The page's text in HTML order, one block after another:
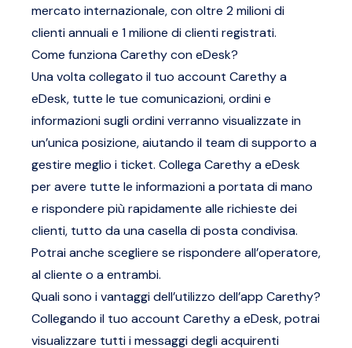
mercato internazionale, con oltre 2 milioni di
clienti annuali e 1 milione di clienti registrati.
Come funziona Carethy con eDesk?
Una volta collegato il tuo account Carethy a
eDesk, tutte le tue comunicazioni, ordini e
informazioni sugli ordini verranno visualizzate in
un’unica posizione, aiutando il team di supporto a
gestire meglio i ticket. Collega Carethy a eDesk
per avere tutte le informazioni a portata di mano
e rispondere più rapidamente alle richieste dei
clienti, tutto da una casella di posta condivisa.
Potrai anche scegliere se rispondere all’operatore,
al cliente o a entrambi.
Quali sono i vantaggi dell’utilizzo dell’app Carethy?
Collegando il tuo account Carethy a eDesk, potrai
visualizzare tutti i messaggi degli acquirenti